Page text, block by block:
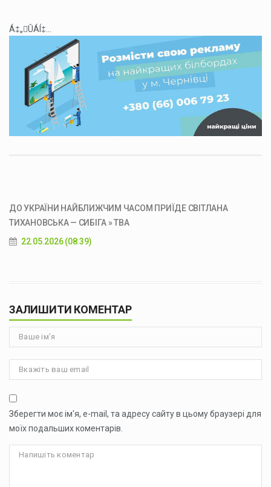
Á‡„ÛÁÍ‡...
ДО УКРАЇНИ НАЙБЛИЖЧИМ ЧАСОМ ПРИЇДЕ СВІТЛАНА
ТИХАНОВСЬКА — СИБІГА » ТВА
22.05.2026 (08:39)
ЗАЛИШИТИ КОМЕНТАР
Зберегти моє ім'я, e-mail, та адресу сайту в цьому браузері для
моїх подальших коментарів.